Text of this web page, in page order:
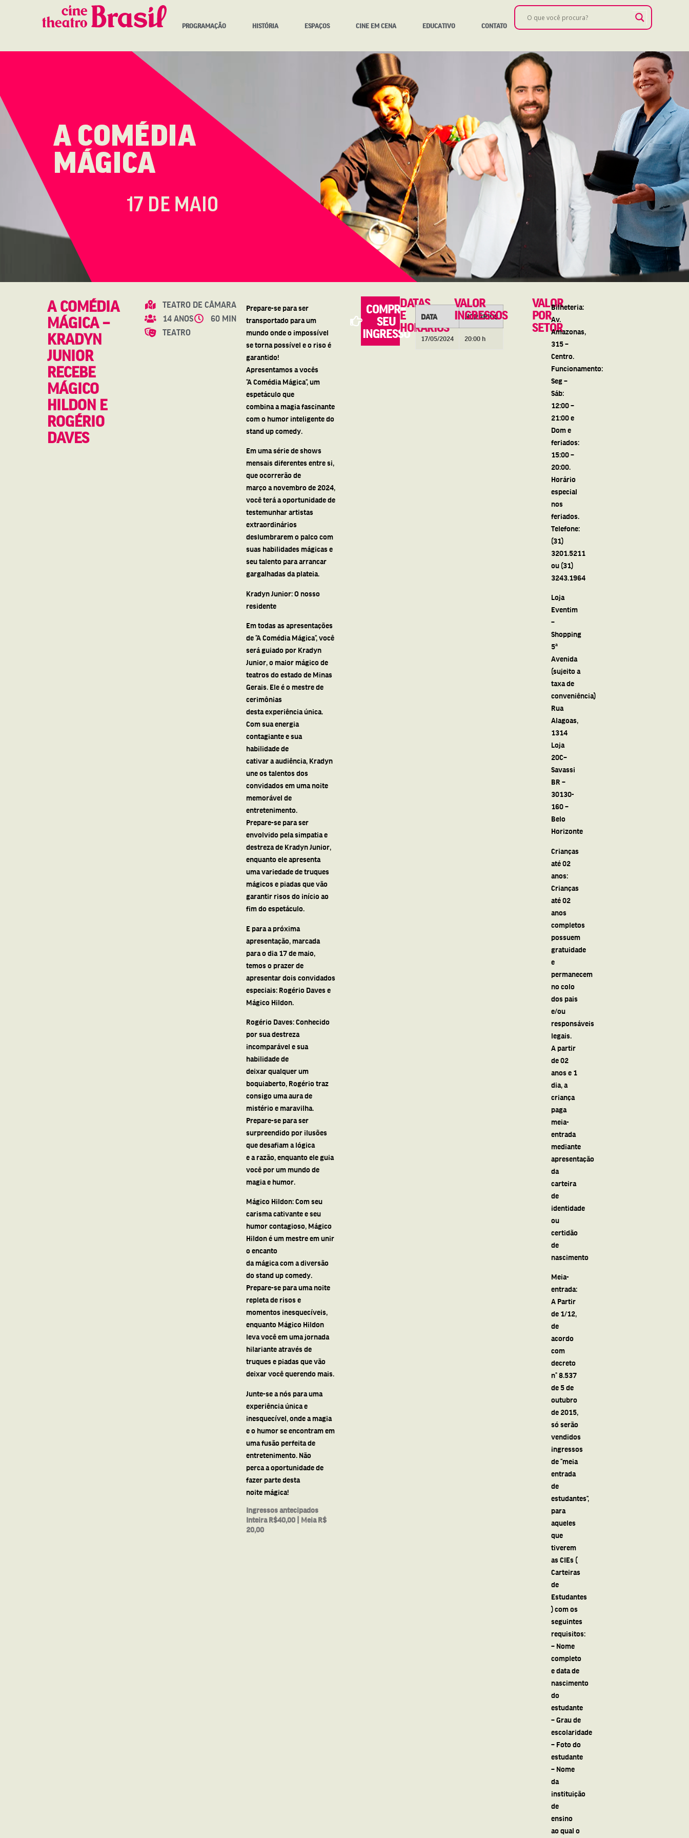
PROGRAMAÇÃO HISTÓRIA ESPAÇOS CINE EM CENA EDUCATIVO CONTATO
A COMÉDIA
MÁGICA –
KRADYN
JUNIOR
RECEBE
MÁGICO
HILDON E
ROGÉRIO
DAVES
TEATRO DE CÂMARA
14 ANOS
60 MIN
TEATRO
Prepare-se para ser
transportado para um
mundo onde o impossível
se torna possível e o riso é
garantido!
Apresentamosavocês
“A Comédia Mágica“, um
espetáculo que
combinaa magia fascinante
com o humor inteligente do
stand up comedy.
Em uma série de shows
mensais diferentes entre si,
que ocorrerão de
marçoanovembro de 2024,
você teráaoportunidade de
testemunhar artistas
extraordinários
deslumbrarem o palco com
suas habilidades mágicas e
seu talento para arrancar
gargalhadas da plateia.
Kradyn Junior: O nosso
residente
Em todas as apresentações
de “A Comédia Mágica“, você
será guiado por Kradyn
Junior, o maior mágico de
teatros do estado de Minas
Gerais. Ele é o mestre de
cerimônias
desta experiência única.
Com sua energia
contagiante e sua
habilidade de
cativaraaudiência, Kradyn
une os talentos dos
convidados em uma noite
memorável de
entretenimento.
Prepare-se para ser
envolvido pela simpatia e
destreza de Kradyn Junior,
enquanto ele apresenta
uma variedade de truques
mágicos e piadas que vão
garantir risos do início ao
fim do espetáculo.
E paraa próxima
apresentação, marcada
para o dia 17 de maio,
temos o prazer de
apresentar dois convidados
especiais: Rogério Daves e
Mágico Hildon.
Rogério Daves: Conhecido
por sua destreza
incomparável e sua
habilidade de
deixar qualquer um
boquiaberto, Rogério traz
consigo uma aura de
mistério e maravilha.
Prepare-se para ser
surpreendido por ilusões
que desafiama lógica
ea razão, enquanto ele guia
você por um mundo de
magia e humor.
Mágico Hildon: Com seu
carisma cativante e seu
humor contagioso, Mágico
Hildon é um mestre em unir
o encanto
damágicacomadiversão
do stand up comedy.
Prepare-se para uma noite
repleta de risos e
momentos inesquecíveis,
enquanto Mágico Hildon
leva você em uma jornada
hilariante através de
truques e piadas que vão
deixar você querendo mais.
Junte-sea nós para uma
experiência única e
inesquecível, ondea magia
e o humor se encontram em
uma fusão perfeita de
entretenimento. Não
percaaoportunidade de
fazer parte desta
noite mágica!
Ingressos antecipados
Inteira R$40,00 | Meia R$
20,00
COMPRE
SEU
INGRESSO
DATAS
E
HORÁRIOS
DATA HORÁRIOS
17/05/2024 20:00 h
VALOR
INGRESSOS
VALOR
POR
SETOR
Bilheteria:
Av.
Amazonas,
315 –
Centro.
Funcionamento:
Seg –
Sáb:
12:00 –
21:00 e
Dom e
feriados:
15:00 –
20:00.
Horário
especial
nos
feriados.
Telefone:
(31)
3201.5211
ou (31)
3243.1964
Loja
Eventim
–
Shopping
5ª
Avenida
(sujeito a
taxa de
conveniência)
Rua
Alagoas,
1314
Loja
20C–
Savassi
BR –
30130-
160 –
Belo
Horizonte
Crianças
até 02
anos:
Crianças
até 02
anos
completos
possuem
gratuidade
e
permanecem
no colo
dos pais
e/ou
responsáveis
legais.
A partir
de 02
anos e 1
dia, a
criança
paga
meia-
entrada
mediante
apresentação
da
carteira
de
identidade
ou
certidão
de
nascimento
Meia-
entrada:
A Partir
de 1/12,
de
acordo
com
decreto
n° 8.537
de 5 de
outubro
de 2015,
só serão
vendidos
ingressos
de “meia
entrada
de
estudantes”,
para
aqueles
que
tiverem
as CIEs (
Carteiras
de
Estudantes
) com os
seguintes
requisitos:
– Nome
completo
e data de
nascimento
do
estudante
– Grau de
escolaridade
– Foto do
estudante
– Nome
da
instituição
de
ensino
ao qual o